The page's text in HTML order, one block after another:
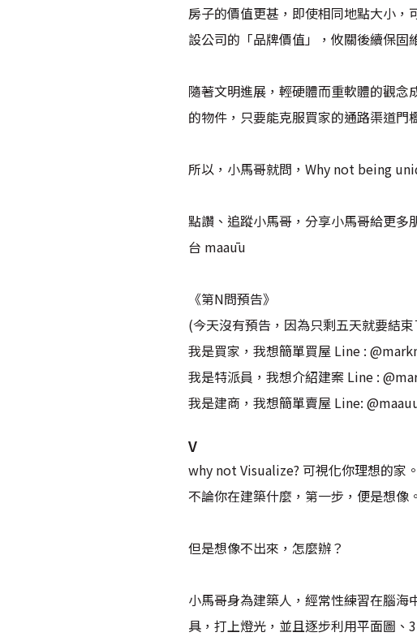
房子的價值更甚，即使相同地點大小
設公司的「品牌價值」，攸關後續保固
隨著文明進展，輕硬體而重軟體的觀
的物件，只要能克服買家的通路渠道門
所以，小馬哥就問，Why not being
點讚、追蹤小馬哥，分享小馬哥給更
台 maaūu
《第N問預告》
(今天沒有預告，因為只剩五天就要結束
我是買家，我想簡單買屋 Line :
我是特派員，我想介紹建案 Line :
我是建商，我想簡單賣屋 Line:
V
why not Visualize? 可視化你理想的家。
不論你在建築什麼，第一步，便是想像。
但是想像不出來，怎麼辦？
小馬哥身為建築人，經常性練習在腦
具，打上燈光，並且逐步利用平面圖